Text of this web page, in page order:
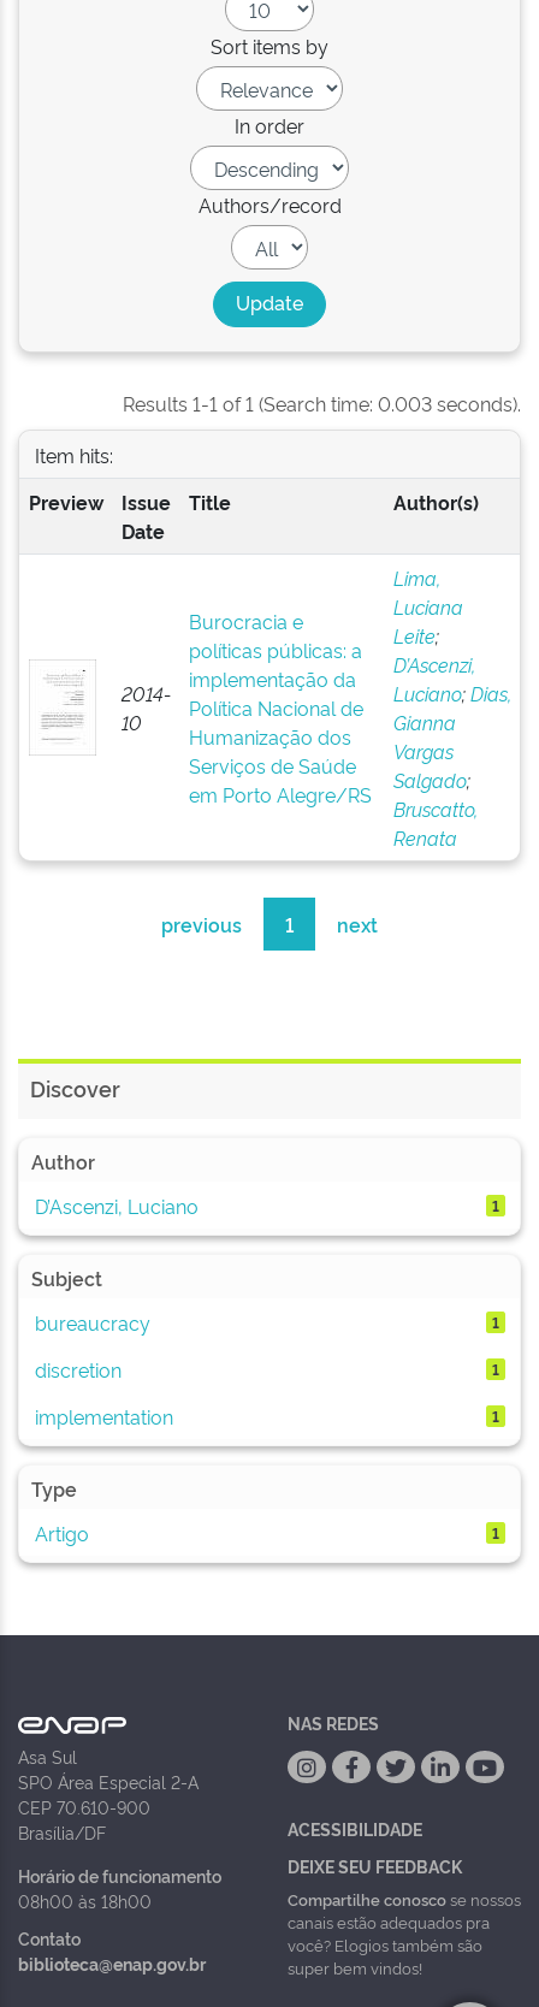
Sort items by
In order
Authors/record
Results 1-1 of 1 (Search time: 0.003 seconds).
Item hits:
Preview
Issue
Date
Title Author(s)
2014-
10
Burocracia e
políticas públicas: a
implementação da
Política Nacional de
Humanização dos
Serviços de Saúde
em Porto Alegre/RS
Lima,
Luciana
Leite;
D’Ascenzi,
Luciano;Dias,
Gianna
Vargas
Salgado;
Bruscatto,
Renata
previous 1 next
Discover
Author
D’Ascenzi, Luciano
1
Subject
bureaucracy
1
discretion 1
implementation 1
Type
Artigo
1
Asa Sul
SPO Área Especial 2-A
CEP 70.610-900
Brasília/DF
Horário de funcionamento
08h00 às 18h00
Contato
biblioteca@enap.gov.br
NAS REDES
ACESSIBILIDADE
DEIXE SEU FEEDBACK
Compartilhe conoscose nossos
canais estão adequados pra
você? Elogios também são
super bem vindos!